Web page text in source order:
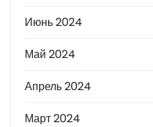
Июнь 2024
Май 2024
Апрель 2024
Март 2024